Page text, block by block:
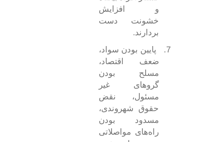
و افزایش
خشونت دست
بردارند.
7.
پایین بودن سواد،
ضعف اقتصاد،
مسلح بودن
گروهای غیر
مسئول، نقض
حقوق شهروندی،
مسدود بودن
راه‌های مواصلاتی